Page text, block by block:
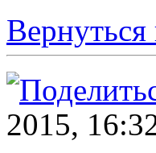
Вернуться
2015,